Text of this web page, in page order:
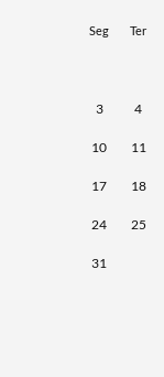
Seg Ter
3 4
10 11
17 18
24 25
31